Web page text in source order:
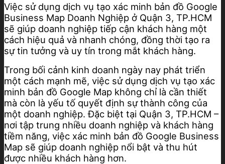
Việc sử dụng dịch vụ tạo xác minh bản đồ Google
Business Map Doanh Nghiệp ở Quận 3, TP.HCM
sẽ giúp doanh nghiệp tiếp cận khách hàng một
cách hiệu quả và nhanh chóng, đồng thời tạo ra
sự tin tưởng và uy tín trong mắt khách hàng.
Trong bối cảnh kinh doanh ngày nay phát triển
một cách mạnh mẽ, việc sử dụng dịch vụ tạo xác
minh bản đồ Google Map không chỉ là cần thiết
mà còn là yếu tố quyết định sự thành công của
một doanh nghiệp. Đặc biệt tại Quận 3, TP.HCM –
nơi tập trung nhiều doanh nghiệp và khách hàng
tiềm năng, việc xác minh bản đồ Google Business
Map sẽ giúp doanh nghiệp nổi bật và thu hút
được nhiều khách hàng hơn.